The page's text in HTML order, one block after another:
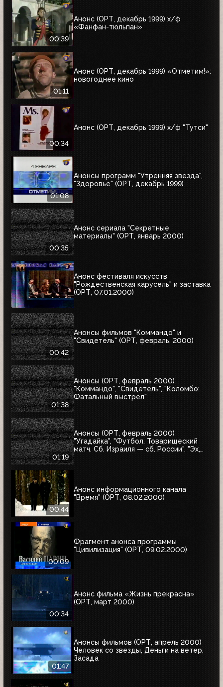
00:39
Анонс (ОРТ, декабрь 1999) х/ф
«Фанфан-тюльпан»
01:11
Анонс (ОРТ, декабрь 1999) «Отметим!»:
новогоднее кино
00:34
Анонс (ОРТ, декабрь 1999) х/ф "Тутси"
01:08
Анонсы программ "Утренняя звезда",
"Здоровье" (ОРТ, декабрь 1999)
00:35
Анонс сериала "Секретные
материалы" (ОРТ, январь 2000)
Анонс фестиваля искусств
"Рождественская карусель" и заставка
(ОРТ, 07.01.2000)
00:42
Анонсы фильмов "Коммандо" и
"Свидетель" (ОРТ, февраль, 2000)
01:38
Анонсы (ОРТ, февраль 2000)
"Коммандо", "Свидетель", "Коломбо:
Фатальный выстрел"
01:19
Анонсы (ОРТ, февраль 2000)
"Угадайка", "Футбол. Товарищеский
матч. Сб. Израиля — сб. России", "Эх,
00:44
Анонс информационного канала
"Время" (ОРТ, 08.02.2000)
00:09
Фрагмент анонса программы
"Цивилизация" (ОРТ, 09.02.2000)
00:34
Анонс фильма «Жизнь прекрасна»
(ОРТ, март 2000)
01:47
Анонсы фильмов (ОРТ, апрель 2000)
Человек со звезды, Деньги на ветер,
Засада